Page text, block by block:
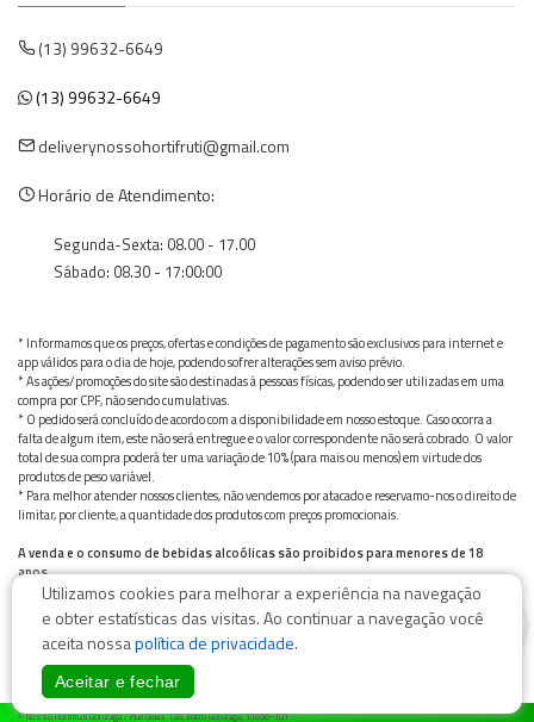
(13) 99632-6649
(13) 99632-6649
deliverynossohortifruti@gmail.com
Horário de Atendimento:
Segunda-Sexta: 08.00 - 17.00
Sábado: 08.30 - 17:00:00
* Informamos que os preços, ofertas e condições de pagamento são exclusivos para internet e
app válidos para o dia de hoje, podendo sofrer alterações sem aviso prévio.
* As ações/promoções do site são destinadas à pessoas físicas, podendo ser utilizadas em uma
compra por CPF, não sendo cumulativas.
* O pedido será concluído de acordo com a disponibilidade em nosso estoque. Caso ocorra a
falta de algum item, este não será entregue e o valor correspondente não será cobrado. O valor
total de sua compra poderá ter uma variação de 10% (para mais ou menos) em virtude dos
produtos de peso variável.
* Para melhor atender nossos clientes, não vendemos por atacado e reservamo-nos o direito de
limitar, por cliente, a quantidade dos produtos com preços promocionais.
A venda e o consumo de bebidas alcoólicas são proibidos para menores de 18
anos.
Bebida alcoólica pode causar dependência química e, em excesso, provoca graves males à saúde.
Beba com moderação
© Nosso Hortifruti Gonzaga / Rua Goiás 128, Bairro Gonzaga, 11050-101 -
Utilizamos cookies para melhorar a experiência na navegação
e obter estatísticas das visitas. Ao continuar a navegação você
aceita nossapolítica de privacidade.
Aceitar e fechar